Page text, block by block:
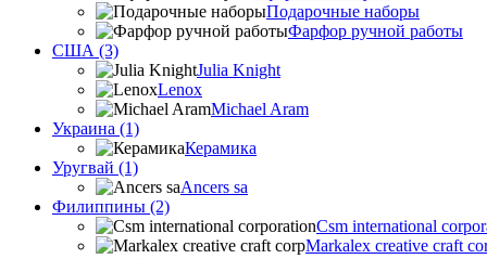
Подарочные наборы
Фарфор ручной работы
США (3)
Julia Knight
Lenox
Michael Aram
Украина (1)
Керамика
Уругвай (1)
Ancers sa
Филиппины (2)
Csm international
Markalex creative craft